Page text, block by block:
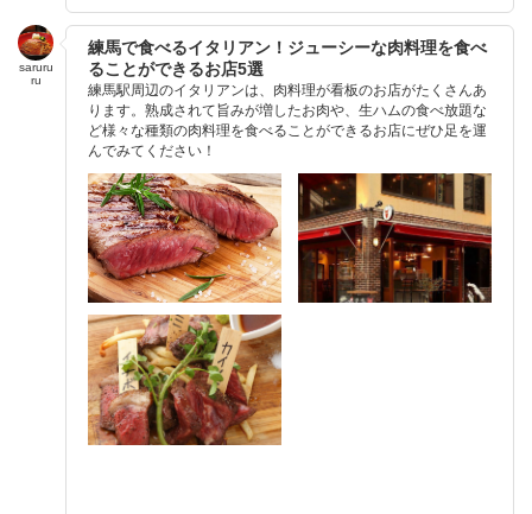
saruru
ru
練馬で食べるイタリアン！ジューシーな肉料理を食べ
ることができるお店5選
練馬駅周辺のイタリアンは、肉料理が看板のお店がたくさんあ
ります。熟成されて旨みが増したお肉や、生ハムの食べ放題な
ど様々な種類の肉料理を食べることができるお店にぜひ足を運
んでみてください！